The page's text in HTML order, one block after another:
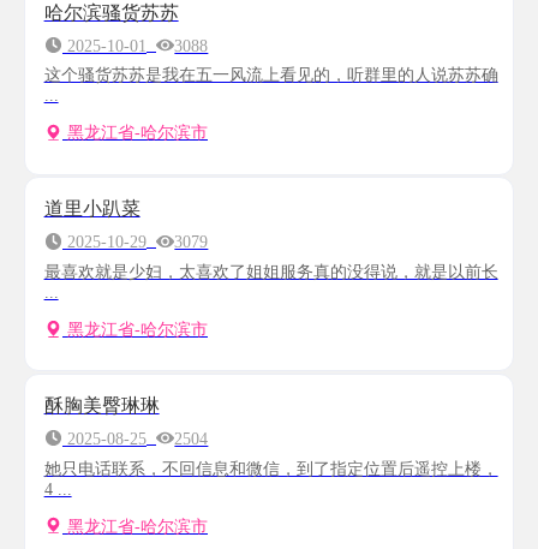
哈尔滨骚货苏苏
2025-10-01
3088
这个骚货苏苏是我在五一风流上看见的，听群里的人说苏苏确
...
黑龙江省-哈尔滨市
道里小趴菜
2025-10-29
3079
最喜欢就是少妇，太喜欢了姐姐服务真的没得说，就是以前长
...
黑龙江省-哈尔滨市
酥胸美臀琳琳
2025-08-25
2504
她只电话联系，不回信息和微信，到了指定位置后遥控上楼，
4 ...
黑龙江省-哈尔滨市